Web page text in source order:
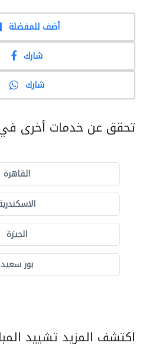
أضف للمفضلة
شارك
شارك
تحقق عن خدمات أخرى
القاهرة
الجيزة
بور سعيد
اكتشف المزيد تشييد